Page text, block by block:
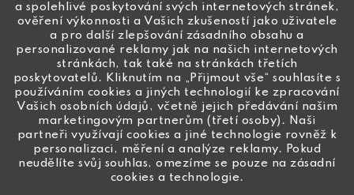
a spolehlivé poskytování svých internetových stránek,
ověření výkonnosti a Vašich zkušeností jako uživatele
a pro další zlepšování zásadního obsahu a
personalizované reklamy jak na našich internetových
stránkách, tak také na stránkách třetích
poskytovatelů. Kliknutím na „Přijmout vše“ souhlasíte s
používáním cookies a jiných technologií ke zpracování
Vašich osobních údajů, včetně jejich předávání našim
marketingovým partnerům (třetí osoby). Naši
partneři využívají cookies a jiné technologie rovněž k
personalizaci, měření a analýze reklamy. Pokud
neudělíte svůj souhlas, omezíme se pouze na zásadní
cookies a technologie.
info@ceske-koralky.cz
+420 774 444 191